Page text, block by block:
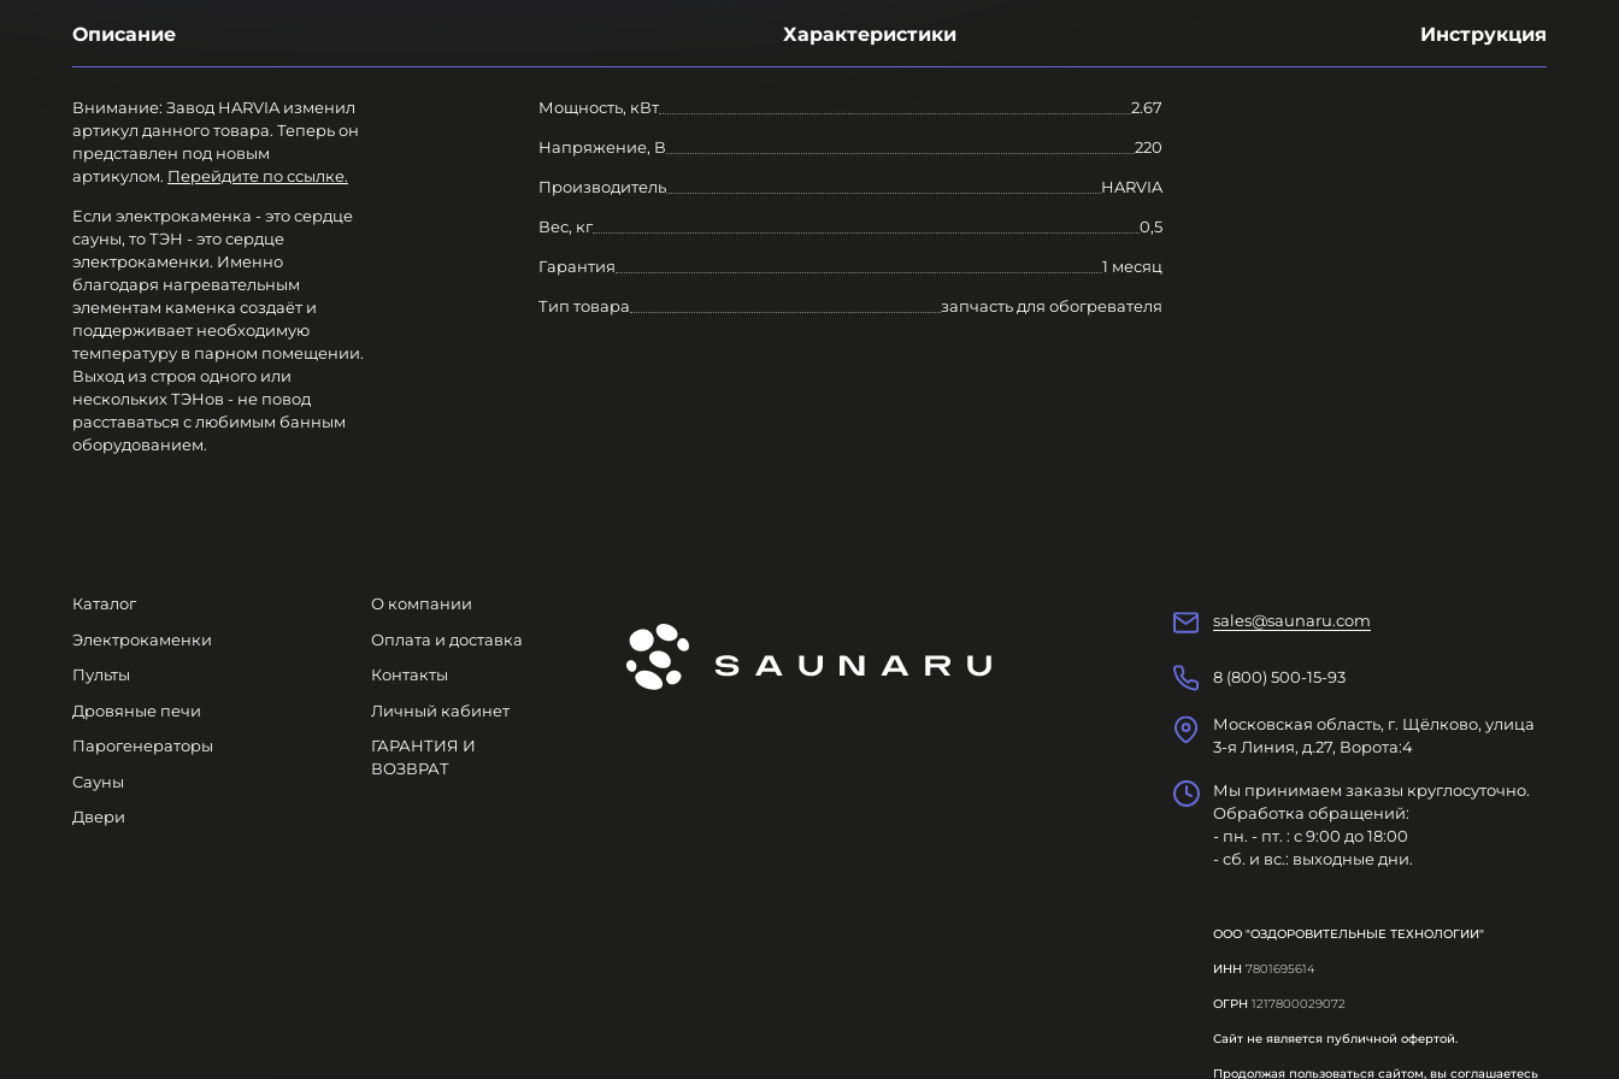
Описание Характеристики Инструкция
Внимание: Завод HARVIA изменил
артикул данного товара. Теперь он
представлен под новым
артикулом. Перейдите по ссылке.
Если электрокаменка - это сердце
сауны, то ТЭН - это сердце
электрокаменки. Именно
благодаря нагревательным
элементам каменка создаёт и
поддерживает необходимую
температуру в парном помещении.
Выход из строя одного или
нескольких ТЭНов - не повод
расставаться с любимым банным
оборудованием.
Мощность, кВт 2.67
Напряжение, В 220
Производитель HARVIA
Вес, кг 0,5
Гарантия 1 месяц
Тип товара запчасть для обогревателя
Каталог
Электрокаменки
Пульты
Дровяные печи
Парогенераторы
Сауны
Двери
О компании
Оплата и доставка
Контакты
Личный кабинет
ГАРАНТИЯ И
ВОЗВРАТ
sales@saunaru.com
8 (800) 500-15-93
Московская область, г. Щёлково, улица
3-я Линия, д.27, Ворота:4
Мы принимаем заказы круглосуточно.
Обработка обращений:
- пн. - пт. : с 9:00 до 18:00
- сб. и вс.: выходные дни.
ООО "ОЗДОРОВИТЕЛЬНЫЕ ТЕХНОЛОГИИ"
ИНН 7801695614
ОГРН 1217800029072
Сайт не является публичной офертой.
Продолжая пользоваться сайтом, вы соглашаетесь